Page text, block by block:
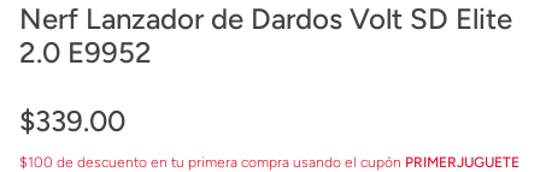
Nerf Lanzador de Dardos Volt SD Elite
2.0 E9952
$339.00
$100 de descuento en tu primera compra usando el cupón PRIMERJUGUETE